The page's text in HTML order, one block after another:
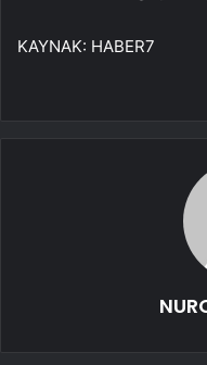
KAYNAK: HABER7